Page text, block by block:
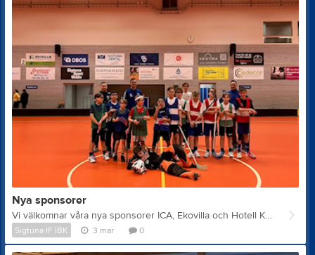
Nya sponsorer
Vi välkomnar våra nya sponsorer ICA, Ekovilla och Hotell Kristina som nu pryder sarg och vägg i hallen.
Sigtuna IF IBK 3 mar 0